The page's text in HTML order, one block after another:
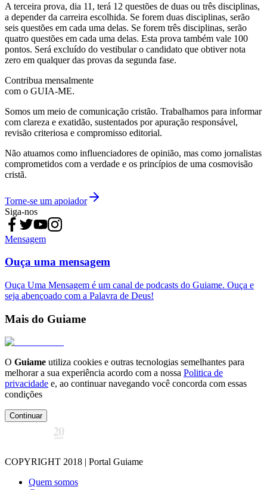
A terceira prova, dia 11, terá 12 questões de duas ou três disciplinas,
a depender da carreira escolhida. Se forem duas disciplinas, serão
seis questões em cada uma delas. Se forem três disciplinas, serão
quatro questões em cada uma delas. Esta prova também vale 100
pontos. Será excluído do vestibular o candidato que obtiver nota
zero em qualquer das provas da segunda fase.
Contribua mensalmente
com o GUIA-ME.
Somos um meio de comunicação cristão. Trabalhamos para informar
com clareza e exatidão, sustentados por apuração responsável,
revisão criteriosa e compromisso editorial.
Não atuamos como influenciadores de opinião, mas como jornalistas
comprometidos com a verdade e os princípios de uma cosmovisão
cristã.
Torne-se um apoiador
Siga-nos
Mensagem
Ouça uma mensagem
Ouça Uma Mensagem é um canal de podcasts do Guiame. Ouça e
seja abençoado com a Palavra de Deus!
Mais do Guiame
O Guiame utiliza cookies e outras tecnologias semelhantes para
melhorar a sua experiência acordo com a nossa Politica de
privacidade e, ao continuar navegando você concorda com essas
condições
Continuar
COPYRIGHT 2018 | Portal Guiame
Quem somos